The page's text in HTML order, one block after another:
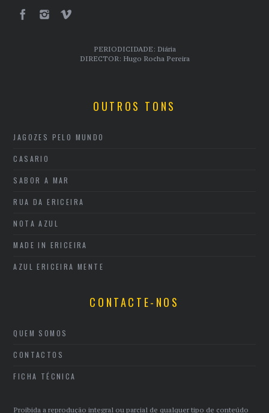
PERIODICIDADE: Diária
DIRECTOR: Hugo Rocha Pereira
OUTROS TONS
JAGOZES PELO MUNDO
CASARIO
SABOR A MAR
RUA DA ERICEIRA
NOTA AZUL
MADE IN ERICEIRA
AZUL ERICEIRA MENTE
CONTACTE-NOS
QUEM SOMOS
CONTACTOS
FICHA TÉCNICA
Proibida a reprodução integral ou parcial de qualquer tipo de conteúdo